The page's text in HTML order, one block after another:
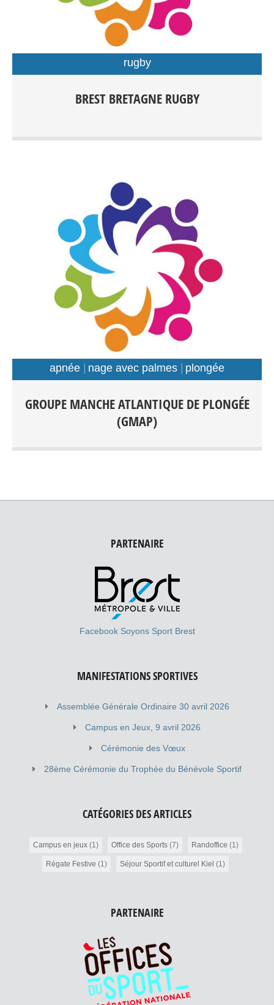
15ans Rugby à XV Loisirs Rugby à X compétition dès
rugby
BREST BRETAGNE RUGBY
public: Débutants-Loisir-Compétition Entraînements:
Piscines: Foch, Kerhallet, Recouvrance, Rade de Brest et
apnée nage avec palmes plongée
GROUPE MANCHE ATLANTIQUE DE PLONGÉE
(GMAP)
PARTENAIRE
Facebook Soyons Sport Brest
MANIFESTATIONS SPORTIVES
Assemblée Générale Ordinaire 30 avril 2026
Campus en Jeux, 9 avril 2026
Cérémonie des Vœux
28ème Cérémonie du Trophée du Bénévole Sportif
CATÉGORIES DES ARTICLES
Campus en jeux(1) Office des Sports(7) Randoffice (1)
Régate Festive (1) Séjour Sportif et culturel Kiel (1)
PARTENAIRE